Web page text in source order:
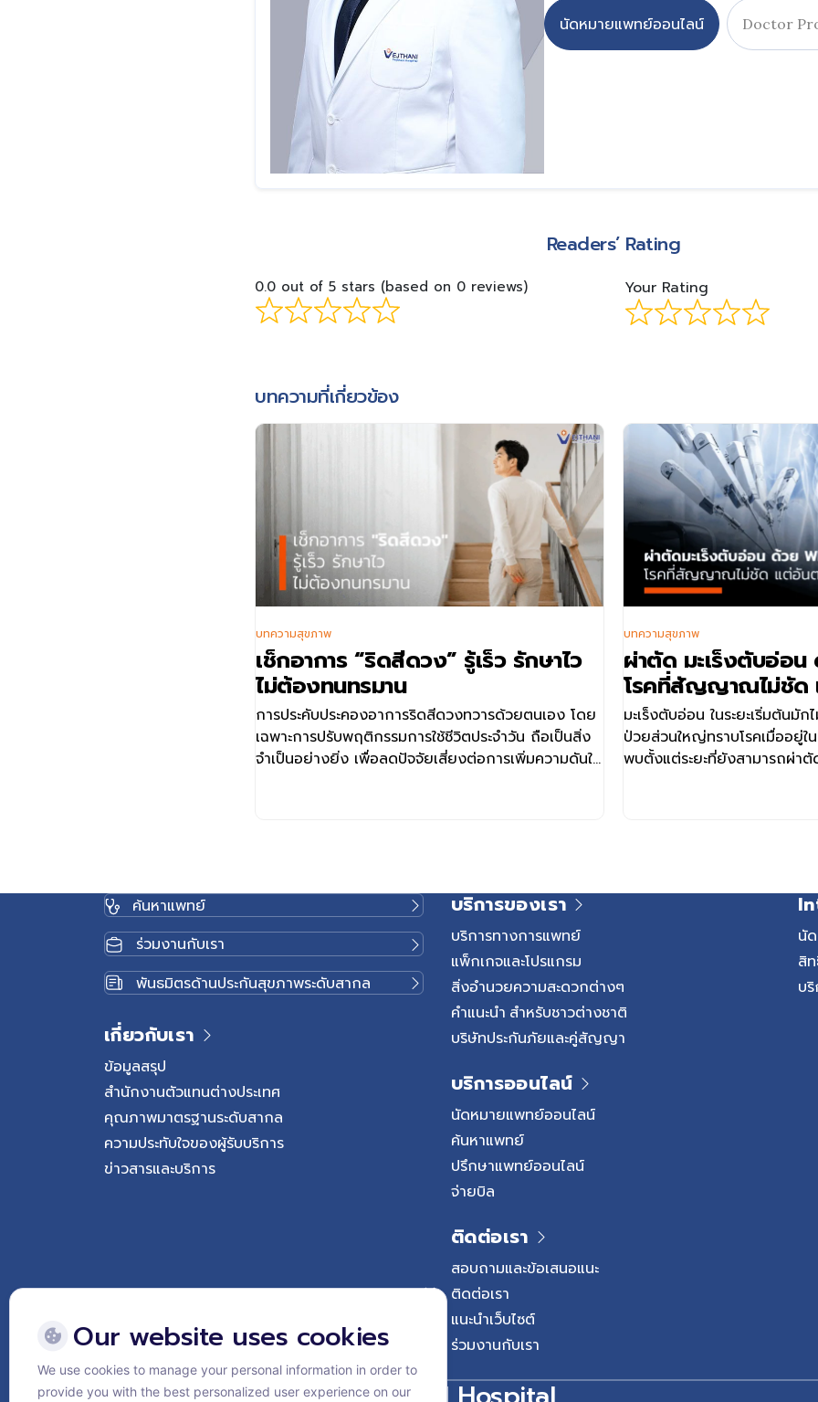
นัดหมายแพทย์ออนไลน์ Doctor
Readers’ Rating
0.0 out of 5 stars (based on 0 reviews) Your Rating
บทความที่เกี่ยวข้อง
เช็กอาการ “ริดสีดวง” รู้เร็ว รักษาไว
ไม่ต้องทนทรมาน
การประคับประคองอาการริดสีดวงทวารด้วยตนเอง โดย
เฉพาะการปรับพฤติกรรมการใช้ชีวิตประจำวัน ถือเป็นสิ่ง
จำเป็นอย่างยิ่ง เพื่อลดปัจจัยเสี่ยงต่อการเพิ่มความดันใน
บทความสุขภาพ
ผ่าตัด มะเร็งตับอ่อ
โรคที่สัญญาณไม่ชัด
คิด
มะเร็งตับอ่อน ในระยะเริ่มต้นมั
ป่วยส่วนใหญ่ทราบโรคเมื่ออยู่ใ
พบตั้งแต่ระยะที่ยังสามารถผ่า
เส้นเลือดที่ซับซ้อน เพื่อผลลัพธ์
สูงสุดสำหรับผู้ป่วย ตับอ่อนคืออ
ร่างกาย ตับอ่อน (Pancreas)
ช่องท้องด้านหลังกระเพาะอา
คือ 1. สร้างเอนไซม์ เพื่อช่วย
ระดับน้ำตาลในเลือด หากตั
กระทบต่อระบบย่อยอาหารและ
บทความสุขภาพ
ค้นหาแพทย์
ร่วมงานกับเรา
พันธมิตรด้านประกันสุขภาพระดับสากล
เกี่ยวกับเรา
ข้อมูลสรุป
สำนักงานตัวแทนต่างประเทศ
คุณภาพมาตรฐานระดับสากล
ความประทับใจของผู้รับบริการ
ข่าวสารและบริการ
บริการของเรา
บริการทางการแพทย์
แพ็กเกจและโปรแกรม
สิ่งอำนวยความสะดวกต่างๆ
คำแนะนำ สำหรับชาวต่างชาติ
บริษัทประกันภัยและคู่สัญญา
บริการออนไลน์
นัดหมายแพทย์ออนไลน์
ค้นหาแพทย์
ปรึกษาแพทย์ออนไลน์
จ่ายบิล
ติดต่อเรา
สอบถามและข้อเสนอแนะ
ติดต่อเรา
แนะนำเว็บไซต์
ร่วมงานกับเรา
นั
สิท
บริ
Our website uses cookies
We use cookies to manage your personal information in order to
provide you with the best personalized user experience on our